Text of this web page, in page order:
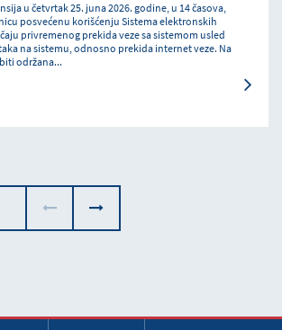
u četvrtak 25. juna 2026. godine, u 14 časova,
posvećenu korišćenju Sistema elektronskih
privremenog prekida veze sa sistemom usled
na sistemu, odnosno prekida internet veze. Na
održana...